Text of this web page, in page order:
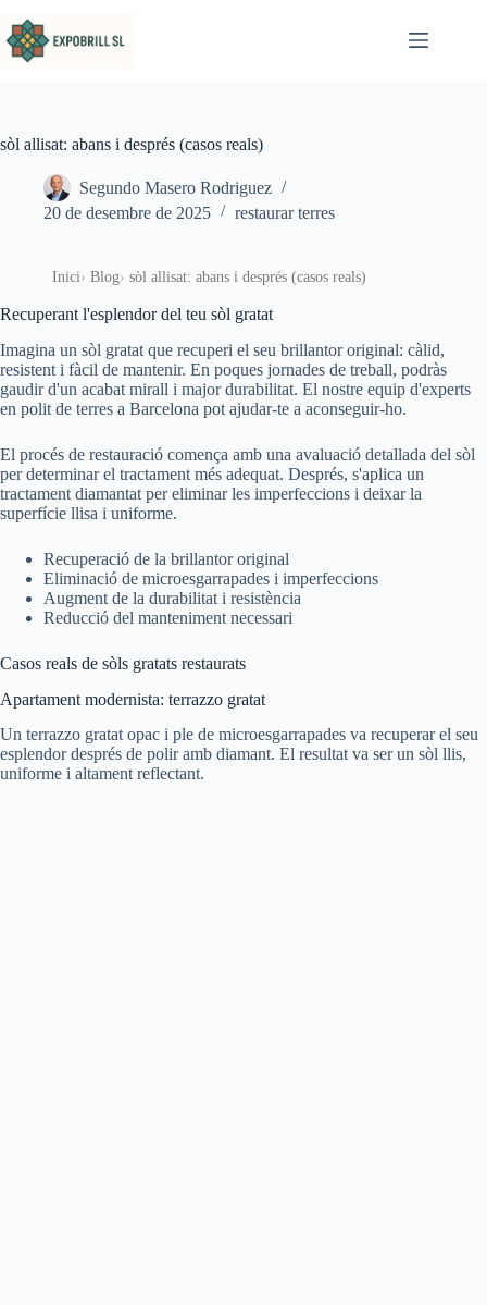
sòl allisat: abans i després (casos reals)
Segundo Masero Rodriguez
20 de desembre de 2025
restaurar terres
Inici Blog sòl allisat: abans i després (casos reals)
Recuperant l'esplendor del teu sòl gratat
Imagina un sòl gratat que recuperi el seu brillantor original: càlid,
resistent i fàcil de mantenir. En poques jornades de treball, podràs
gaudir d'un acabat mirall i major durabilitat. El nostre equip d'experts
en polit de terres a Barcelona pot ajudar-te a aconseguir-ho.
El procés de restauració comença amb una avaluació detallada del sòl
per determinar el tractament més adequat. Després, s'aplica un
tractament diamantat per eliminar les imperfeccions i deixar la
superfície llisa i uniforme.
Recuperació de la brillantor original
Eliminació de microesgarrapades i imperfeccions
Augment de la durabilitat i resistència
Reducció del manteniment necessari
Casos reals de sòls gratats restaurats
Apartament modernista: terrazzo gratat
Un terrazzo gratat opac i ple de microesgarrapades va recuperar el seu
esplendor després de polir amb diamant. El resultat va ser un sòl llis,
uniforme i altament reflectant.